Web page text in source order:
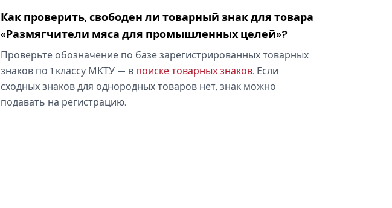
Как проверить, свободен ли товарный знак для товара
«Размягчители мяса для промышленных целей»?
Проверьте обозначение по базе зарегистрированных товарных
знаков по 1 классу МКТУ — в поиске товарных знаков. Если
сходных знаков для однородных товаров нет, знак можно
подавать на регистрацию.